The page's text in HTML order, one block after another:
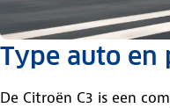
Type auto en
De Citroën C3 is een